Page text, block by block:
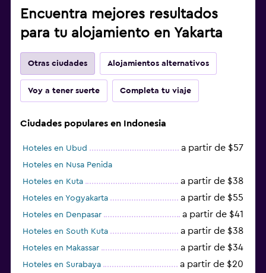
Encuentra mejores resultados
para tu alojamiento en Yakarta
Otras ciudades Alojamientos alternativos
Voy a tener suerte Completa tu viaje
Ciudades populares en Indonesia
Hoteles en Ubud a partir de $57
Hoteles en Nusa Penida
Hoteles en Kuta
a partir de $38
Hoteles en Yogyakarta a partir de $55
Hoteles en Denpasar a partir de $41
Hoteles en South Kuta a partir de $38
Hoteles en Makassar a partir de $34
Hoteles en Surabaya a partir de $20